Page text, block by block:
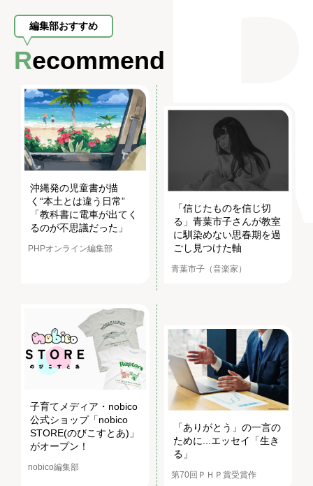
編集部おすすめ
Recommend
沖縄発の児童書が描
く“本土とは違う日常”
「教科書に電車が出てく
るのが不思議だった」
PHPオンライン編集部
「信じたものを信じ切
る」青葉市子さんが教室
に馴染めない思春期を過
ごし見つけた軸
青葉市子（音楽家）
子育てメディア・nobico
公式ショップ「nobico
STORE(のびこすとあ)」
がオープン！
nobico編集部
「ありがとう」の一言の
ために...エッセイ「生き
る」
第70回ＰＨＰ賞受賞作